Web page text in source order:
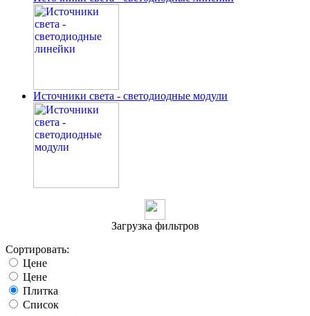
Источники света - светодиодные модули
Загрузка фильтров
Сортировать:
Цене
Цене
Плитка
Список